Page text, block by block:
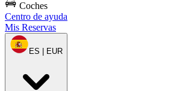
Coches
Centro de ayuda
Mis Reservas
ES | EUR